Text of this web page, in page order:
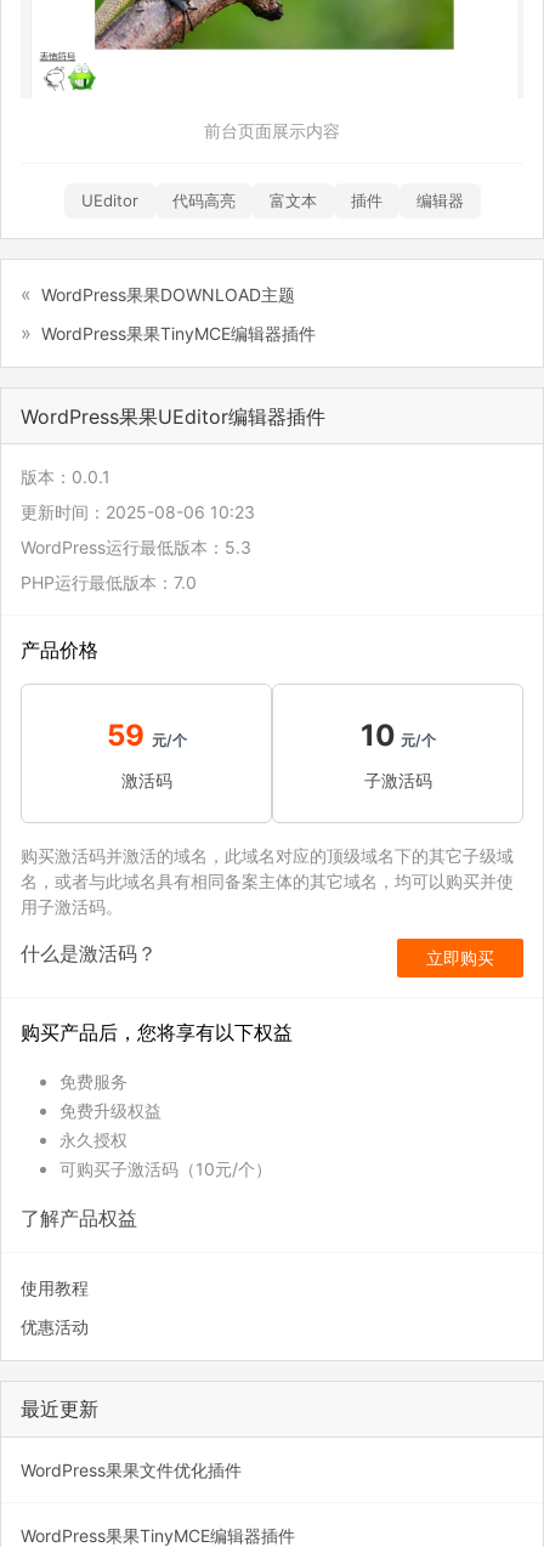
前台页面展示内容
UEditor 代码高亮 富文本 插件 编辑器
WordPress果果DOWNLOAD主题
WordPress果果TinyMCE编辑器插件
WordPress果果UEditor编辑器插件
版本：0.0.1
更新时间：2025-08-06 10:23
WordPress运行最低版本：5.3
PHP运行最低版本：7.0
产品价格
59 元/个
激活码
10 元/个
子激活码
购买激活码并激活的域名，此域名对应的顶级域名下的其它子级域
名，或者与此域名具有相同备案主体的其它域名，均可以购买并使
用子激活码。
什么是激活码？ 立即购买
购买产品后，您将享有以下权益
免费服务
免费升级权益
永久授权
可购买子激活码（10元/个）
了解产品权益
使用教程
优惠活动
最近更新
WordPress果果文件优化插件
WordPress果果TinyMCE编辑器插件